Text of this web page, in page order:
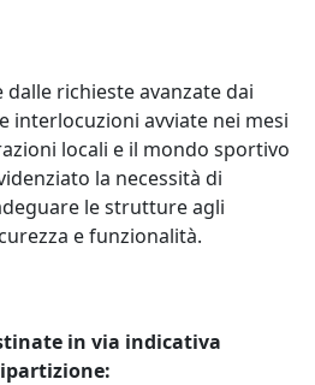
richieste avanzate dai
interlocuzioni avviate nei mesi
locali e il mondo sportivo
la necessità di
le strutture agli
e funzionalità.
in via indicativa